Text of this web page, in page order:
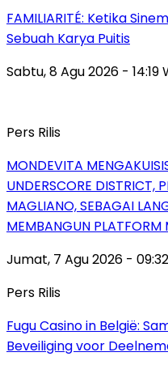
FAMILIARITÉ: Ketika
Sebuah Karya Puitis
Sabtu, 8 Agu 2026 - 14:19
Pers Rilis
MONDEVITA
UNDERSCORE DISTRICT,
MAGLIANO, SEBAGAI
MEMBANGUN PLATFORM
Jumat, 7 Agu 2026 -
Pers Rilis
Fugu Casino in België:
Beveiliging voor